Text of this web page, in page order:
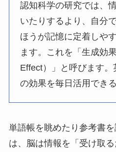
認知科学の研究では、
いたりするより、自分
ほうが記憶に定着しや
ます。これを「生成効
Effect）」と呼びます。
の効果を毎日活用でき
単語帳を眺めたり参考書
は、脳は情報を「受け取